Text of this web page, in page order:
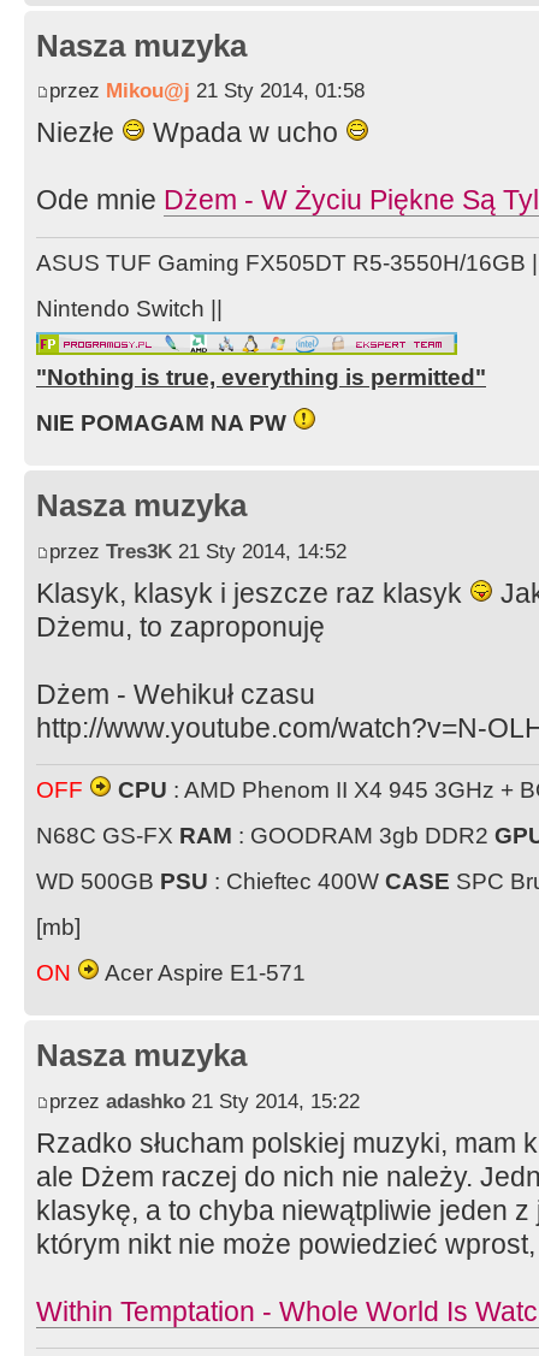
Nasza muzyka
przez Mikou@j 21 Sty 2014, 01:58
Niezłe Wpada w ucho
Ode mnie Dżem - W Życiu Piękne Są
ASUS TUF Gaming FX505DT R5-3550H/16GB
Nintendo Switch ||
"Nothing is true, everything is permitted"
NIE POMAGAM NA PW
Nasza muzyka
przez Tres3K 21 Sty 2014, 14:52
Klasyk, klasyk i jeszcze raz klasyk
Dżemu, to zaproponuję
Dżem - Wehikuł czasu
http://www.youtube.com/watch?v=N-
OFF CPU : AMD Phenom II X4 945 3GHz +
N68C GS-FX RAM : GOODRAM 3gb DDR2
WD 500GB PSU : Chieftec 400W CASE SPC
[mb]
ON
Acer Aspire E1-571
Nasza muzyka
przez adashko 21 Sty 2014, 15:22
Rzadko słucham polskiej muzyki, mam
ale Dżem raczej do nich nie należy.
klasykę, a to chyba niewątpliwie jeden z
którym nikt nie może powiedzieć
Within Temptation - Whole World Is